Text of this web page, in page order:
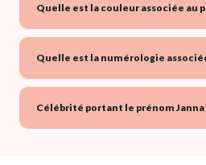
Quelle est la couleur associée au
Quelle est la numérologie
Célébrité portant le prénom Janna